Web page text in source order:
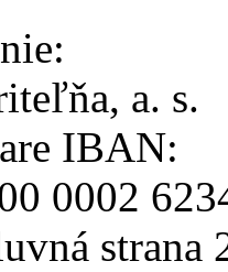
a. s.
IBAN:
0002
strana